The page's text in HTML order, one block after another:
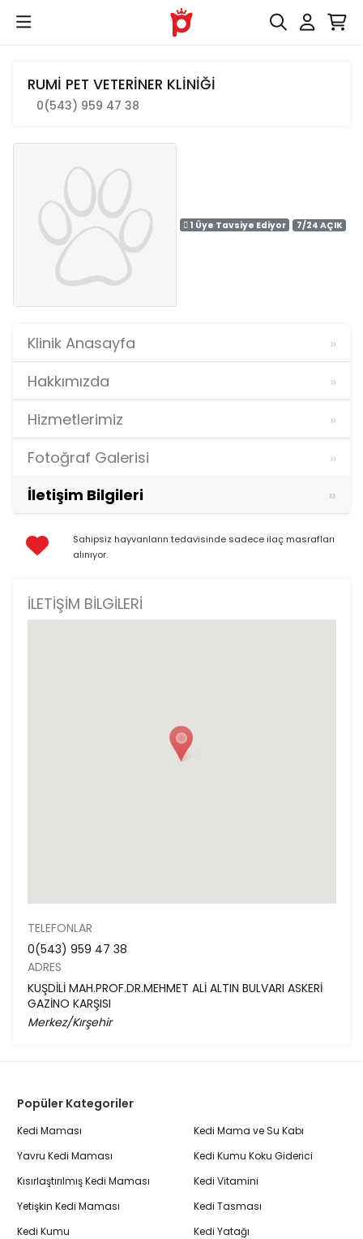
RUMİ PET VETERİNER KLİNİĞİ
0(543) 959 47 38
1 Üye Tavsiye Ediyor 7/24 AÇIK
Klinik Anasayfa
Hakkımızda
Hizmetlerimiz
Fotoğraf Galerisi
İletişim Bilgileri
Sahipsiz hayvanların tedavisinde sadece ilaç masrafları
alınıyor.
İLETIŞIM BILGILERI
TELEFONLAR
0(543) 959 47 38
ADRES
KUŞDİLİ MAH.PROF.DR.MEHMET ALİ ALTIN BULVARI ASKERİ
GAZİNO KARŞISI
Merkez/Kırşehir
Popüler Kategoriler
Kedi Maması
Yavru Kedi Maması
Kısırlaştırılmış Kedi Maması
Yetişkin Kedi Maması
Kedi Kumu
Kedi Mama ve Su Kabı
Kedi Kumu Koku Giderici
Kedi Vitamini
Kedi Tasması
Kedi Yatağı